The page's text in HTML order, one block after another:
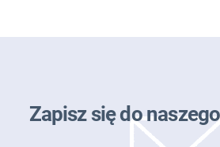
Zapisz się do